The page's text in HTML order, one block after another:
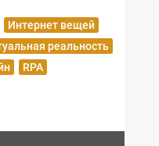
Интернет вещей
реальность
RPA